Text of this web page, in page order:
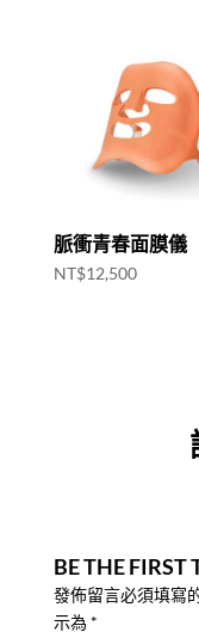
脈衝青春面膜儀
NT$12,500
BE THE FIRST
發佈留言必須填寫
示為 *